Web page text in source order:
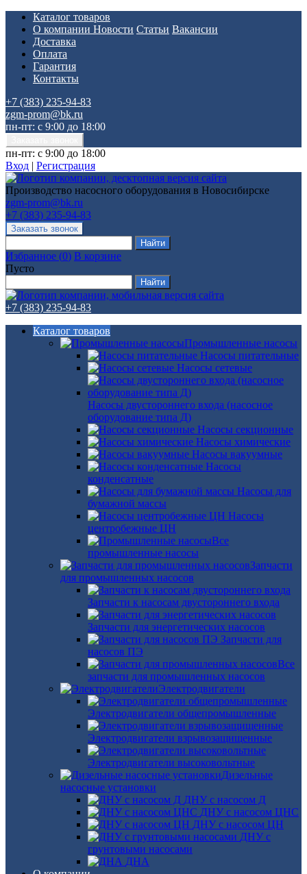
Каталог товаров
О компании Новости Статьи Вакансии
Доставка
Оплата
Гарантия
Контакты
+7 (383) 235-94-83
zgm-prom@bk.ru
пн-пт: с 9:00 до 18:00
пн-пт: с 9:00 до 18:00
Вход | Регистрация
Производство насосного оборудования в Новосибирске
zgm-prom@bk.ru
+7 (383) 235-94-83
Избранное (0) В корзине
Пусто
+7 (383) 235-94-83
Каталог товаров
Промышленные насосы
Насосы питательные
Насосы сетевые
Насосы двустороннего входа (насосное
оборудование типа Д)
Насосы секционные
Насосы химические
Насосы вакуумные
Насосы
конденсатные
Насосы для
бумажной массы
Насосы
центробежные ЦН
Все
промышленные насосы
Запчасти
для промышленных насосов
Запчасти к насосам двустороннего входа
Запчасти для энергетических насосов
Запчасти для
насосов ПЭ
Все
запчасти для промышленных насосов
Электродвигатели
Электродвигатели общепромышленные
Электродвигатели взрывозащищенные
Электродвигатели высоковольтные
Дизельные
насосные установки
ДНУ с насосом Д
ДНУ с насосом ЦНС
ДНУ с насосом ЦН
ДНУ с
грунтовыми насосами
ДНА